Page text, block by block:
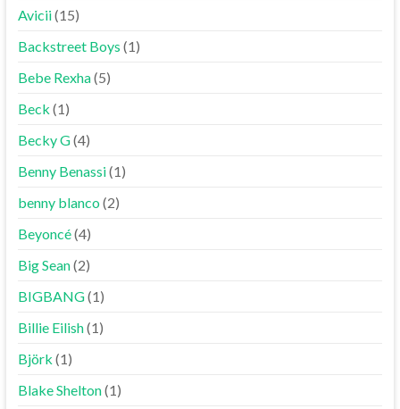
Avicii(15)
Backstreet Boys (1)
Bebe Rexha(5)
Beck (1)
Becky G(4)
Benny Benassi(1)
benny blanco(2)
Beyoncé(4)
Big Sean(2)
BIGBANG(1)
Billie Eilish(1)
Björk (1)
Blake Shelton(1)